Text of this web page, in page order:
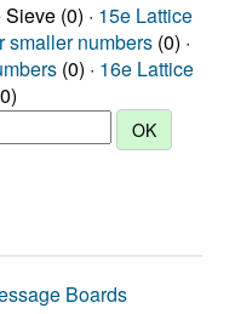
(0) · 15e Lattice
smaller numbers (0) ·
(0) · 16e Lattice
Boards